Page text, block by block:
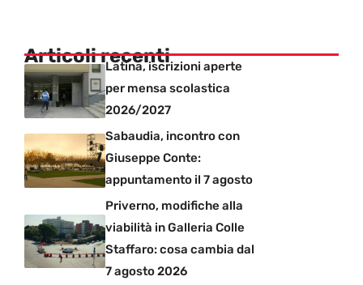
Articoli recentiLatina, iscrizioni aperte
per mensa scolastica
2026/2027
Sabaudia, incontro con
Giuseppe Conte:
appuntamento il 7 agosto
Priverno, modifiche alla
viabilità in Galleria Colle
Staffaro: cosa cambia dal
7 agosto 2026